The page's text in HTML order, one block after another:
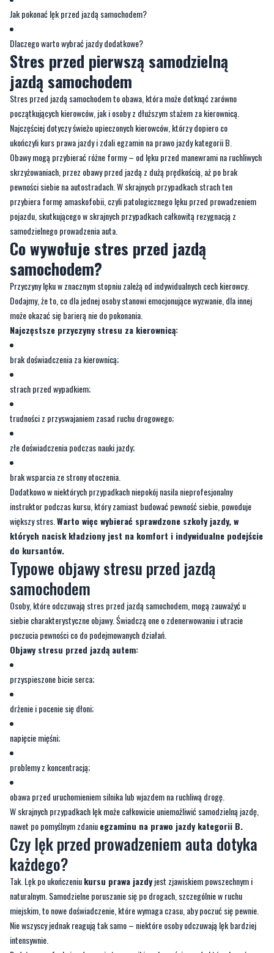
Jak pokonać lęk przed jazdą samochodem?
Dlaczego warto wybrać jazdy dodatkowe?
Stres przed pierwszą samodzielną
jazdą samochodem
Stres przed jazdą samochodem to obawa, która może dotknąć zarówno
początkujących kierowców, jak i osoby z dłuższym stażem za kierownicą.
Najczęściej dotyczy świeżo upieczonych kierowców, którzy dopiero co
ukończyli kurs prawa jazdy i zdali egzamin na prawo jazdy kategorii B.
Obawy mogą przybierać różne formy – od lęku przed manewrami na ruchliwych
skrzyżowaniach, przez obawy przed jazdą z dużą prędkością, aż po brak
pewności siebie na autostradach. W skrajnych przypadkach strach ten
przybiera formę amaskofobii, czyli patologicznego lęku przed prowadzeniem
pojazdu, skutkującego w skrajnych przypadkach całkowitą rezygnacją z
samodzielnego prowadzenia auta.
Co wywołuje stres przed jazdą
samochodem?
Przyczyny lęku w znacznym stopniu zależą od indywidualnych cech kierowcy.
Dodajmy, że to, co dla jednej osoby stanowi emocjonujące wyzwanie, dla innej
może okazać się barierą nie do pokonania.
Najczęstsze przyczyny stresu za kierownicą:
brak doświadczenia za kierownicą;
strach przed wypadkiem;
trudności z przyswajaniem zasad ruchu drogowego;
złe doświadczenia podczas nauki jazdy;
brak wsparcia ze strony otoczenia.
Dodatkowo w niektórych przypadkach niepokój nasila nieprofesjonalny
instruktor podczas kursu, który zamiast budować pewność siebie, powoduje
większy stres.Warto więc wybierać sprawdzone szkoły jazdy, w
których nacisk kładziony jest na komfort i indywidualne podejście
do kursantów.
Typowe objawy stresu przed jazdą
samochodem
Osoby, które odczuwają stres przed jazdą samochodem, mogą zauważyć u
siebie charakterystyczne objawy. Świadczą one o zdenerwowaniu i utracie
poczucia pewności co do podejmowanych działań.
Objawy stresu przed jazdą autem:
przyspieszone bicie serca;
drżenie i pocenie się dłoni;
napięcie mięśni;
problemy z koncentracją;
obawa przed uruchomieniem silnika lub wjazdem na ruchliwą drogę.
W skrajnych przypadkach lęk może całkowicie uniemożliwić samodzielną jazdę,
nawet po pomyślnym zdaniuegzaminu na prawo jazdy kategorii B.
Czy lęk przed prowadzeniem auta dotyka
każdego?
Tak. Lęk po ukończeniukursu prawa jazdyjest zjawiskiem powszechnym i
naturalnym. Samodzielne poruszanie się po drogach, szczególnie w ruchu
miejskim, to nowe doświadczenie, które wymaga czasu, aby poczuć się pewnie.
Nie wszyscy jednak reagują tak samo – niektóre osoby odczuwają lęk bardziej
intensywnie.